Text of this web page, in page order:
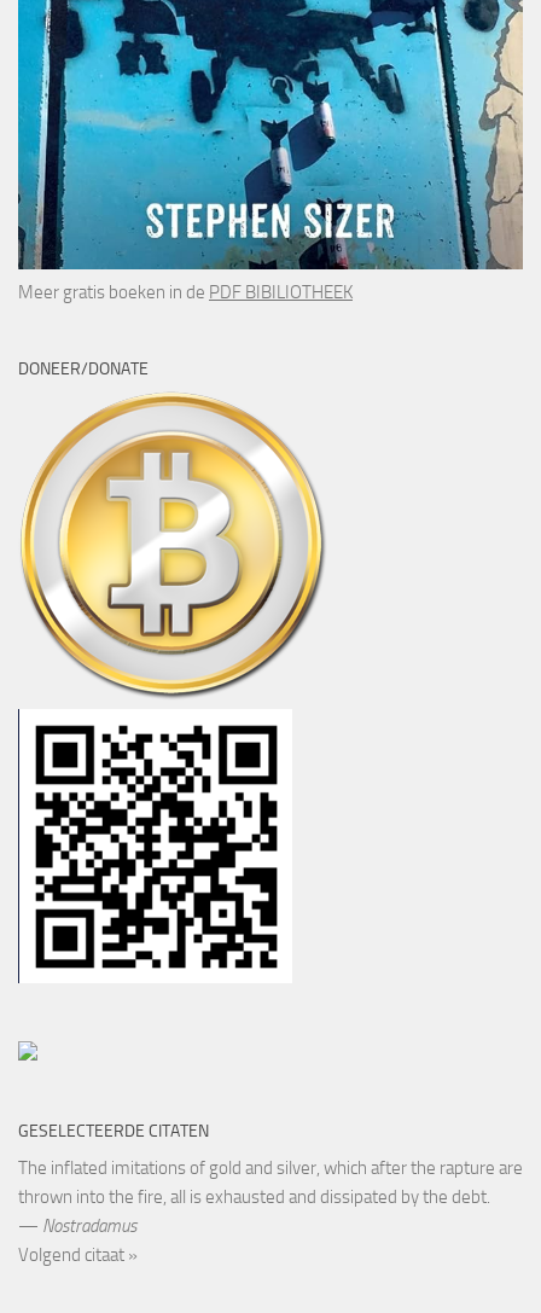
Meer gratis boeken in de PDF BIBILIOTHEEK
DONEER/DONATE
GESELECTEERDE CITATEN
The inflated imitations of gold and silver, which after the rapture are
thrown into the fire, all is exhausted and dissipated by the debt.
— Nostradamus
Volgend citaat »